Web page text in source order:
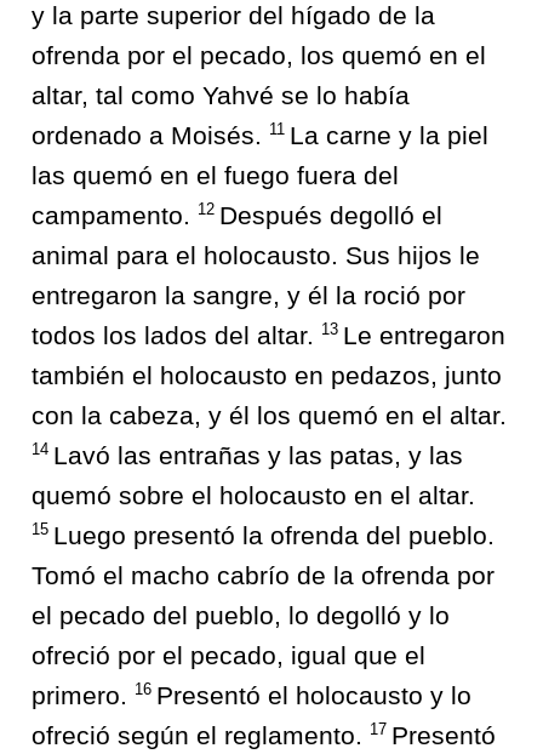
y la parte superior del hígado de la
ofrenda por el pecado, los quemó en el
altar, tal como Yahvé se lo había
ordenado a Moisés.
11 La carne y la piel
las quemó en el fuego fuera del
campamento.
12 Después degolló el
animal para el holocausto. Sus hijos le
entregaron la sangre, y él la roció por
todos los lados del altar.
13 Le entregaron
también el holocausto en pedazos, junto
con la cabeza, y él los quemó en el altar.
14 Lavó las entrañas y las patas, y las
quemó sobre el holocausto en el altar.
15 Luego presentó la ofrenda del pueblo.
Tomó el macho cabrío de la ofrenda por
el pecado del pueblo, lo degolló y lo
ofreció por el pecado, igual que el
primero.
16 Presentó el holocausto y lo
ofreció según el reglamento.
17 Presentó